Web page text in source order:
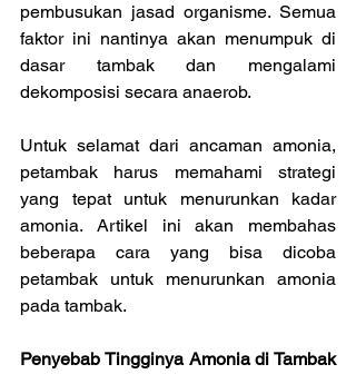
pembusukan jasad organisme. Semua
faktor ini nantinya akan menumpuk di
dasar tambak dan mengalami
dekomposisi secara anaerob.
Untuk selamat dari ancaman amonia,
petambak harus memahami strategi
yang tepat untuk menurunkan kadar
amonia. Artikel ini akan membahas
beberapa cara yang bisa dicoba
petambak untuk menurunkan amonia
pada tambak.
Penyebab Tingginya Amonia di Tambak